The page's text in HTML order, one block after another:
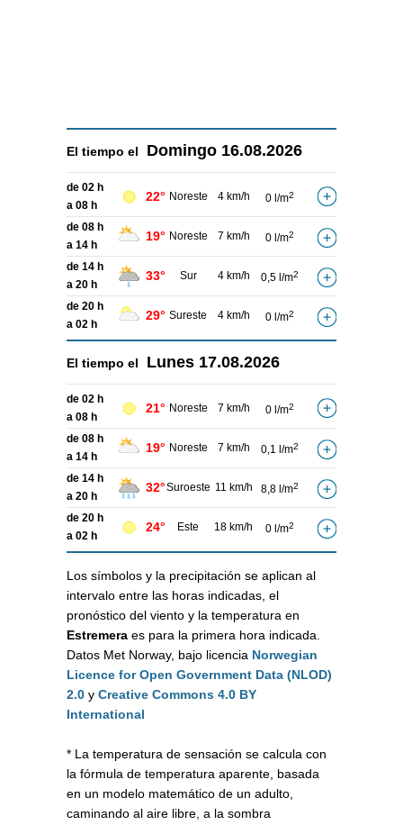
El tiempo el Domingo 16.08.2026
de 02 h
a 08 h
22° Noreste 4 km/h 0 l/m2
de 08 h
a 14 h
19° Noreste 7 km/h 0 l/m2
de 14 h
a 20 h
33° Sur 4 km/h 0,5 l/m2
de 20 h
a 02 h
29° Sureste 4 km/h 0 l/m2
El tiempo el Lunes 17.08.2026
de 02 h
a 08 h
21° Noreste 7 km/h 0 l/m2
de 08 h
a 14 h
19° Noreste 7 km/h 0,1 l/m2
de 14 h
a 20 h
32°Suroeste 11 km/h 8,8 l/m2
de 20 h
a 02 h
24° Este 18 km/h 0 l/m2
Los símbolos y la precipitación se aplican al
intervalo entre las horas indicadas, el
pronóstico del viento y la temperatura en
Estremera es para la primera hora indicada.
Datos Met Norway, bajo licencia Norwegian
Licence for Open Government Data (NLOD)
2.0 y Creative Commons 4.0 BY
International
* La temperatura de sensación se calcula con
la fórmula de temperatura aparente, basada
en un modelo matemático de un adulto,
caminando al aire libre, a la sombra